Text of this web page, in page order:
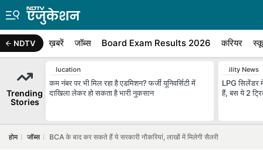
NDTV ख़बरें जॉब्स Board Exam Results 2026 करियर
Trending
Stories
Education
कम नंबर पर भी मिल रहा है एडमिशन? फर्जी यूनिवर्सिटी में
दाखिला लेकर हो सकता है भारी नुकसान
Utility News
LPG सिलेंडर
हैं, बस ये 2
होम जॉब्स BCA के बाद कर सकते हैं ये सरकारी नौकरियां, लाखों में मिलेगी सैलरी